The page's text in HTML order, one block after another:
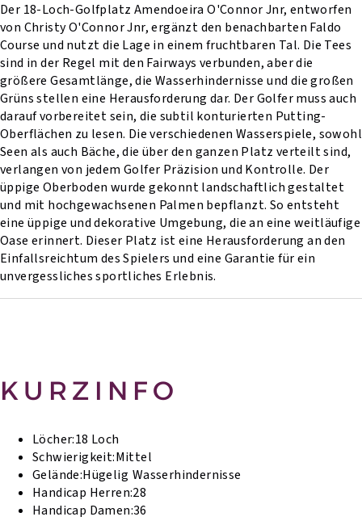
Der 18-Loch-Golfplatz Amendoeira O'Connor Jnr, entworfen
von Christy O'Connor Jnr, ergänzt den benachbarten Faldo
Course und nutzt die Lage in einem fruchtbaren Tal. Die Tees
sind in der Regel mit den Fairways verbunden, aber die
größere Gesamtlänge, die Wasserhindernisse und die großen
Grüns stellen eine Herausforderung dar. Der Golfer muss auch
darauf vorbereitet sein, die subtil konturierten Putting-
Oberflächen zu lesen. Die verschiedenen Wasserspiele, sowohl
Seen als auch Bäche, die über den ganzen Platz verteilt sind,
verlangen von jedem Golfer Präzision und Kontrolle. Der
üppige Oberboden wurde gekonnt landschaftlich gestaltet
und mit hochgewachsenen Palmen bepflanzt. So entsteht
eine üppige und dekorative Umgebung, die an eine weitläufige
Oase erinnert. Dieser Platz ist eine Herausforderung an den
Einfallsreichtum des Spielers und eine Garantie für ein
unvergessliches sportliches Erlebnis.
KURZINFO
Löcher:18 Loch
Schwierigkeit:Mittel
Gelände:Hügelig Wasserhindernisse
Handicap Herren:28
Handicap Damen:36